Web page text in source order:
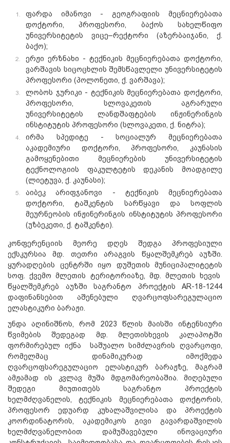
ფარდა იმანოვი - გეოგრაფიის მეცნიერებათა
დოქტორი, პროფესორი, ბაქოს სახელწიფო
უნივერსიტეტის ვიცე–რექტორი (აზერბაიჯანი, ქ.
ბაქო);
ერჟი ერზნახი - ტექნიკის მეცნიერებათა დოქტორი,
ვარშავის სიცოცხლის შემსწავლელი უნივერსიტეტის
პროფესორი (პოლონეთი, ქ. ვარშავა);
ლობოს ჯურიკი - ტექნიკის მეცნიერებათა დოქტორი,
პროფესორი, სლოვაკეთის აგრარული
უნივერსიტეტის ლანდშაფტების ინჟინერინგის
ინსტიტუტის პროფესორი (სლოვაკეთი, ქ. ნიტრა);
ირმა სპედიტე - სოციალურ მეცნიერებათა
აკადემიური დოქტორი, პროფესორი, კაუნასის
გამოყენებითი მეცნიერების უნივერსიტეტის
ტექნოლოგიის ფაკულტეტის დეკანის მოადგილე
(ლიეტუვა, ქ. კაუნასი);
აიბეკ არიფჯანოვი - ტექნიკის მეცნიერებათა
დოქტორი, ტაშკენტის სარწყავი და სოფლის
მეურნეობის ინჟინერინგის ინსტიტუტის პროფესორი
(უზბეკეთი, ქ. ტაშკენტი).
კონფერენციის მეორე დღეს შედგა პროფესიული
ექსკურსია მდ. თეთრი არაგვის წყალშემკრებ აუზში.
ყურადღების ცენტრში იყო დუშეთის მუნიციპალიტეტის
სოფ. ქვემო მლეთის ტერიტორიაზე, მდ. მლეთის ხევის
წყალშემკრებ აუზში საგრანტო პროექტის AR-18-1244
დაფინანსებით აშენებული ღვარცოფსარეგულაციო
ელასტიკური ბარაჟი.
უნდა აღინიშნოს, რომ 2023 წლის მაისში ინტენსიური
წვიმების შედეგად მდ. მლეთისხევის კალაპოტში
ფორმირებულ იქნა საშუალო სიმძლავრის ღვარცოფი,
რომელმაც დინამიკურად იმოქმედა
ღვარცოფსარეგულაციო ელასტიკურ ბარაჟზე, მაგრამ
ამჟამად ის კვლავ მუშა მდგომარეობაშია. მიღებული
შედეგი მიუთითებს საგრანტო პროექტის
ხელმძღვანელის, ტექნიკის მეცნიერებათა დოქტორის,
პროფესორ ედუარდ კუხალაშვილისა და პროექტის
კოორდინატორის, აკადემიკოს გივი გავარდაშვილის
ხელმძღვანელობით დამუშავებული ინოვაციური